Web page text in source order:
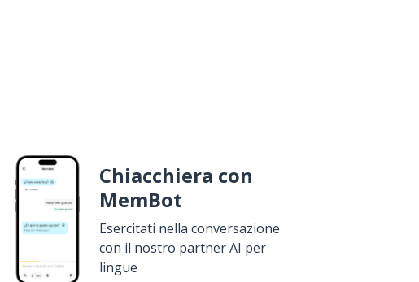
Chiacchiera con
MemBot
Esercitati nella conversazione
con il nostro partner AI per
lingue